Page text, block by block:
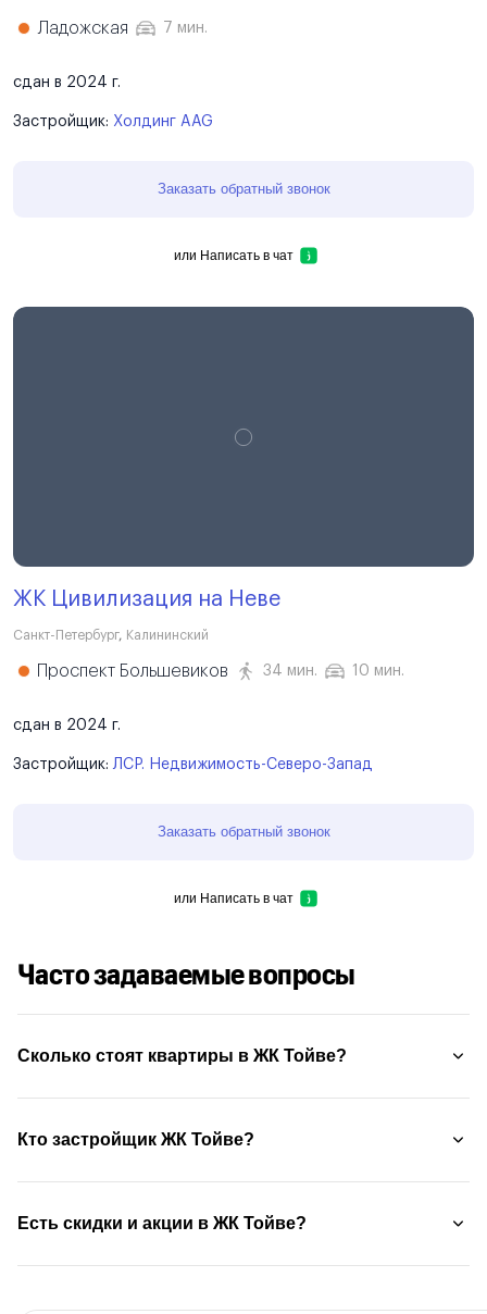
Ладожская 7 мин.
сдан в 2024 г.
Застройщик: Холдинг AAG
Заказать обратный звонок
или Написать в чат
ЖК Цивилизация на Неве
Санкт-Петербург, Калининский
Проспект Большевиков 34 мин. 10 мин.
сдан в 2024 г.
Застройщик: ЛСР. Недвижимость-Северо-Запад
Заказать обратный звонок
или Написать в чат
Часто задаваемые вопросы
Сколько стоят квартиры в ЖК Тойве?
Кто застройщик ЖК Тойве?
Есть скидки и акции в ЖК Тойве?